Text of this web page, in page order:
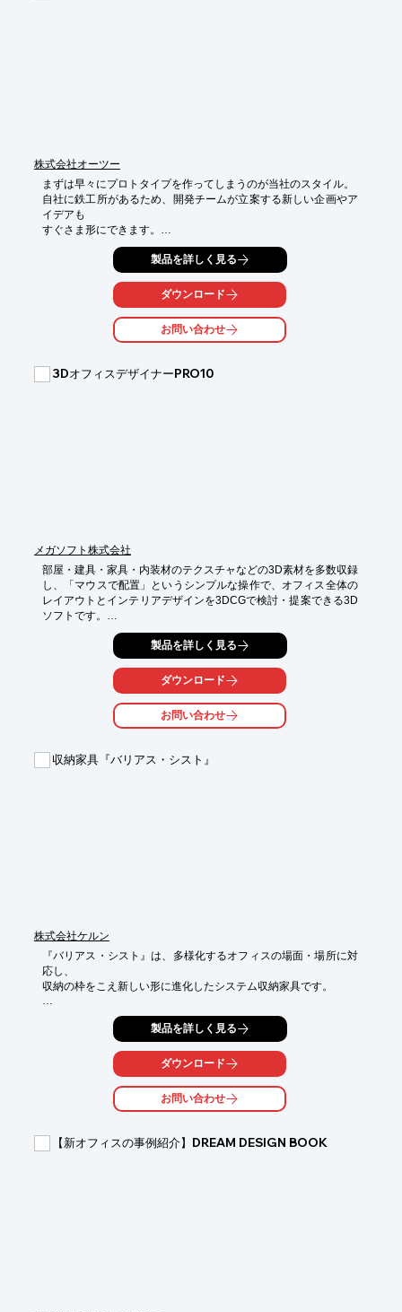
ルをシステムに取り込むことで、より実務に即した環境を構築で
きます。ぜひご相談ください。
株式会社オーツー
まずは早々にプロトタイプを作ってしまうのが当社のスタイル。
自社に鉄工所があるため、開発チームが立案する新しい企画やア
イデアも
すぐさま形にできます。
実験的な試みに対して柔軟に対応できることも利点の一つです。
ここまで自由度の高いものづくりが可能なのは、各機能が一拠点
自社工場・一貫生産という環境があるからに他なりません。
言うまでもなく、家具のデザインはディテールが全体のクオリテ
どの工程においても妥協は許されない。どこまでも “理想の一
製品を詳しく見る
ダウンロード
お問い合わせ
3DオフィスデザイナーPRO10
メガソフト株式会社
部屋・建具・家具・内装材のテクスチャなどの3D素材を多数収録
し、「マウスで配置」というシンプルな操作で、オフィス全体の
レイアウトとインテリアデザインを3DCGで検討・提案できる3D
ソフトです。
木目調やナチュラルテイストのオフィス家具、流行りのオフィス
キッチンや、パーティション・家具類やグリーン（植物）、デジ
タルサイネージ、消毒液など、14,000点の3D素材や新機能を搭
載しています。
リビングのようなくつろげるオフィス、コワーキングスペース、
オンライン会議用スペース、自宅のテレワークスペースなど、”今
オフィス家具販売業者や、国内外の家具メーカーの営業担当者な
製品を詳しく見る
ダウンロード
お問い合わせ
収納家具『バリアス・シスト』
株式会社ケルン
『バリアス・シスト』は、多様化するオフィスの場面・場所に対
応し、
収納の枠をこえ新しい形に進化したシステム収納家具です。
コミュニケーションを活性化するクリエイティブなオフィスをつ
ツールとして活躍。
また、ストレージ・パーソナル・ユーティリティー・カウンタ
スペースの5つのユニットで構成されております。
■扉と一体感のあるプレーンなデザイン
製品を詳しく見る
ダウンロード
お問い合わせ
【新オフィスの事例紹介】DREAM DESIGN BOOK